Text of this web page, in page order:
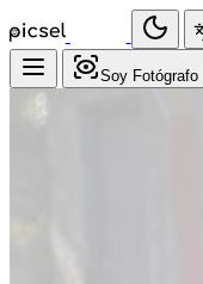
Soy Fotógrafo